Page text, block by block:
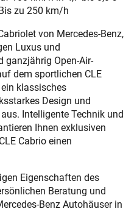
zu 250 km/h
von Mercedes-Benz,
Luxus und
ganzjährig Open-Air-
dem sportlichen CLE
klassisches
Design und
Intelligente Technik und
Ihnen exklusiven
Cabrio einen
Eigenschaften des
Beratung und
Benz Autohäuser in